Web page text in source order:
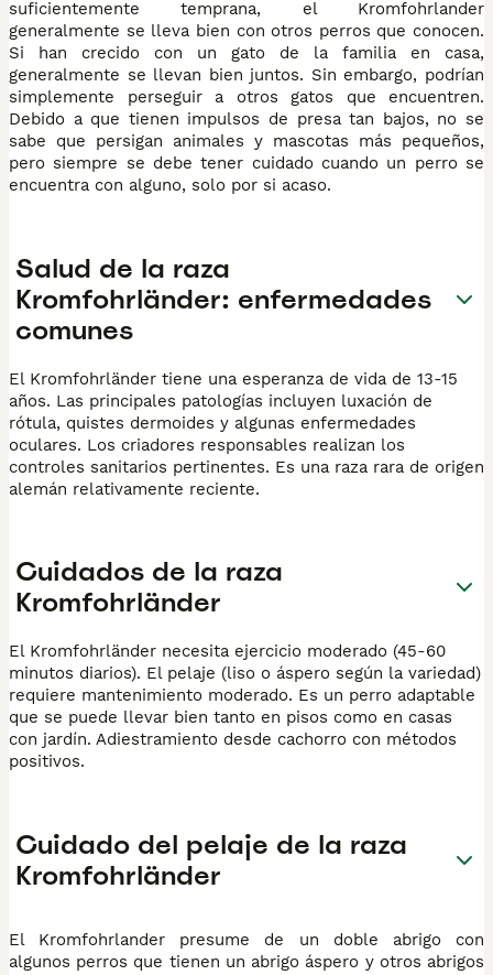
suficientemente temprana, el Kromfohrlander
generalmente se lleva bien con otros perros que conocen.
Si han crecido con un gato de la familia en casa,
generalmente se llevan bien juntos. Sin embargo, podrían
simplemente perseguir a otros gatos que encuentren.
Debido a que tienen impulsos de presa tan bajos, no se
sabe que persigan animales y mascotas más pequeños,
pero siempre se debe tener cuidado cuando un perro se
encuentra con alguno, solo por si acaso.
Salud de la raza
Kromfohrländer: enfermedades
comunes
El Kromfohrländer tiene una esperanza de vida de 13-15
años. Las principales patologías incluyen luxación de
rótula, quistes dermoides y algunas enfermedades
oculares. Los criadores responsables realizan los
controles sanitarios pertinentes. Es una raza rara de origen
alemán relativamente reciente.
Cuidados de la raza
Kromfohrländer
El Kromfohrländer necesita ejercicio moderado (45-60
minutos diarios). El pelaje (liso o áspero según la variedad)
requiere mantenimiento moderado. Es un perro adaptable
que se puede llevar bien tanto en pisos como en casas
con jardín. Adiestramiento desde cachorro con métodos
positivos.
Cuidado del pelaje de la raza
Kromfohrländer
El Kromfohrlander presume de un doble abrigo con
algunos perros que tienen un abrigo áspero y otros abrigos